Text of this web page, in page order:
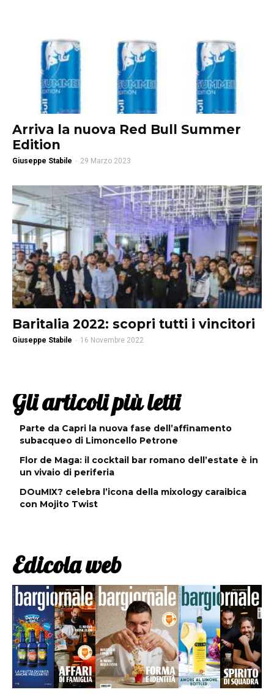
Arriva la nuova Red Bull Summer
Edition
Giuseppe Stabile - 29 Marzo 2023
Baritalia 2022: scopri tutti i vincitori
Giuseppe Stabile - 16 Novembre 2022
Gli articoli più letti
Parte da Capri la nuova fase dell’affinamento
subacqueo di Limoncello Petrone
Flor de Maga: il cocktail bar romano dell’estate è in
un vivaio di periferia
DOuMIX? celebra l’icona della mixology caraibica
con Mojito Twist
Edicola web